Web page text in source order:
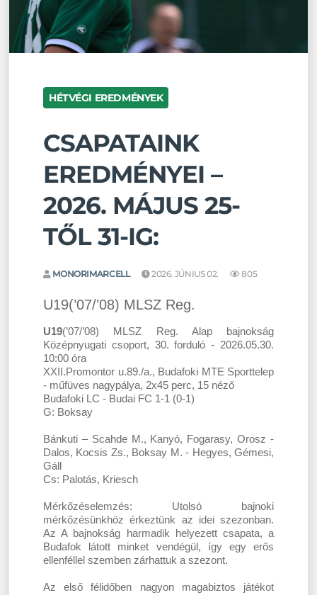
HÉTVÉGI EREDMÉNYEK
CSAPATAINK
EREDMÉNYEI –
2026. MÁJUS 25-
TŐL 31-IG:
MONORIMARCELL 2026. JÚNIUS 02. 805
U19(’07/’08) MLSZ Reg.
U19(’07/’08) MLSZ Reg. Alap bajnokság
Középnyugati csoport, 30. forduló - 2026.05.30.
10:00 óra
XXII.Promontor u.89./a., Budafoki MTE Sporttelep
- műfüves nagypálya, 2x45 perc, 15 néző
Budafoki LC - Budai FC 1-1 (0-1)
G: Boksay
Bánkuti – Scahde M., Kanyó, Fogarasy, Orosz -
Dalos, Kocsis Zs., Boksay M. - Hegyes, Gémesi,
Gáll
Cs: Palotás, Kriesch
Mérkőzéselemzés: Utolsó bajnoki
mérkőzésünkhöz érkeztünk az idei szezonban.
Az A bajnokság harmadik helyezett csapata, a
Budafok látott minket vendégül, így egy erős
ellenféllel szemben zárhattuk a szezont.
Az első félidőben nagyon magabiztos játékot